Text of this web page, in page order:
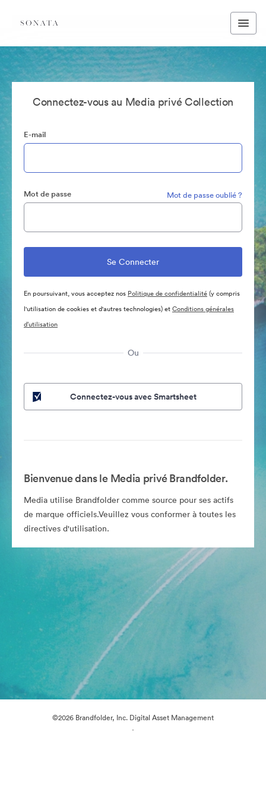
Connectez-vous au Media privé Collection
E-mail
Mot de passe Mot de passe oublié ?
En poursuivant, vous acceptez nos Politique de confidentialité(y compris
l'utilisation de cookies et d'autres technologies) etConditions générales
d’utilisation
Ou
Connectez-vous avec Smartsheet
Bienvenue dans le Media privé Brandfolder.
Media utilise Brandfolder comme source pour ses actifs
de marque officiels.Veuillez vous conformer à toutes les
directives d'utilisation.
©2026 Brandfolder, Inc. Digital Asset Management
·